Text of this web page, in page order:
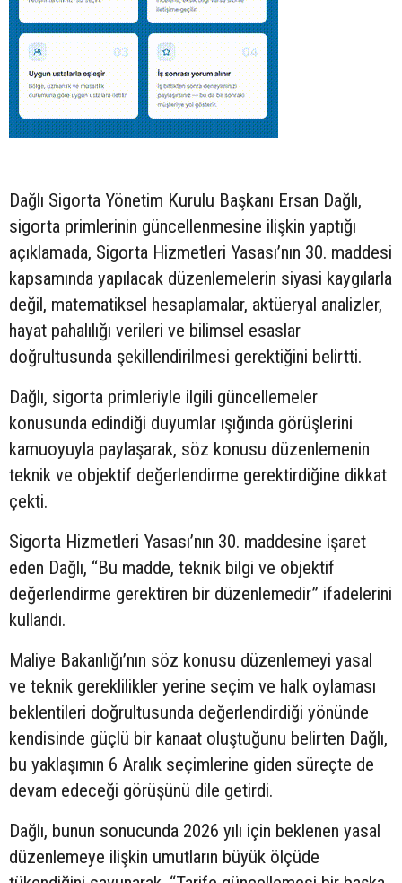
Dağlı Sigorta Yönetim Kurulu Başkanı Ersan Dağlı,
sigorta primlerinin güncellenmesine ilişkin yaptığı
açıklamada, Sigorta Hizmetleri Yasası’nın 30. maddesi
kapsamında yapılacak düzenlemelerin siyasi kaygılarla
değil, matematiksel hesaplamalar, aktüeryal analizler,
hayat pahalılığı verileri ve bilimsel esaslar
doğrultusunda şekillendirilmesi gerektiğini belirtti.
Dağlı, sigorta primleriyle ilgili güncellemeler
konusunda edindiği duyumlar ışığında görüşlerini
kamuoyuyla paylaşarak, söz konusu düzenlemenin
teknik ve objektif değerlendirme gerektirdiğine dikkat
çekti.
Sigorta Hizmetleri Yasası’nın 30. maddesine işaret
eden Dağlı, “Bu madde, teknik bilgi ve objektif
değerlendirme gerektiren bir düzenlemedir” ifadelerini
kullandı.
Maliye Bakanlığı’nın söz konusu düzenlemeyi yasal
ve teknik gereklilikler yerine seçim ve halk oylaması
beklentileri doğrultusunda değerlendirdiği yönünde
kendisinde güçlü bir kanaat oluştuğunu belirten Dağlı,
bu yaklaşımın 6 Aralık seçimlerine giden süreçte de
devam edeceği görüşünü dile getirdi.
Dağlı, bunun sonucunda 2026 yılı için beklenen yasal
düzenlemeye ilişkin umutların büyük ölçüde